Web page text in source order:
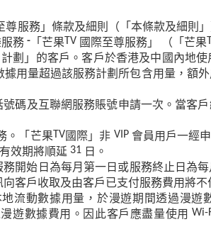
尊服務」條款及細則（「本條款及細則
務 - 「芒果 TV 國際至尊服務」 （「芒果
計劃」的客戶。客戶於香港及中國內地
用量超過該服務計劃所包含用量，額
碼及互聯網服務賬號申請一次。當客
。「芒果 TV國際」非 VIP 會員用戶一經
效期將順延 31 日。
開始日為每月第一日或服務終止日為
客戶收取及由客戶已支付服務費用將
流動數據用量，於漫遊期間透過漫遊
遊數據費用。因此客戶應盡量使用 Wi-